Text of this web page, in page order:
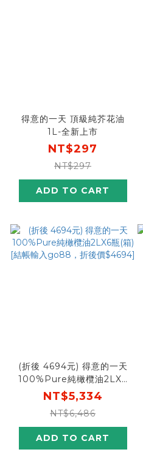
得意的一天 頂級純芥花油
1L-全新上市
NT$297
NT$297
ADD TO CART
(折後 4694元) 得意的一天
100%Pure純橄欖油2LX6
瓶(箱) [結帳輸入go88，折
後價$4694]
NT$5,334
NT$6,486
ADD TO CART